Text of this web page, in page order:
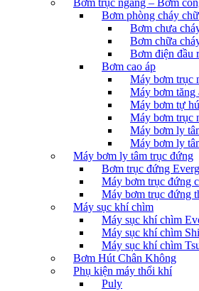
Bơm trục ngang – Bơm
Bơm phòng cháy
Bơm chưa
Bơm chữa
Bơm điện đầu
Bơm cao áp
Máy bơm trục
Máy bơm tăng
Máy bơm tự
Máy bơm trục
Máy bơm ly
Máy bơm ly
Máy bơm ly tâm trục đứng
Bơm trục đứng
Máy bơm trục đứng
Máy bơm trục đứng
Máy sục khí chìm
Máy sục khí chìm
Máy sục khí chìm
Máy sục khí chìm
Bơm Hút Chân Không
Phụ kiện máy thổi khí
Puly